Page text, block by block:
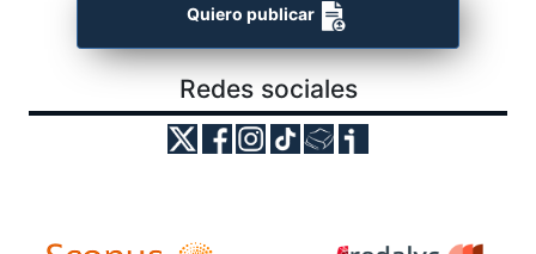
Quiero publicar
Redes sociales